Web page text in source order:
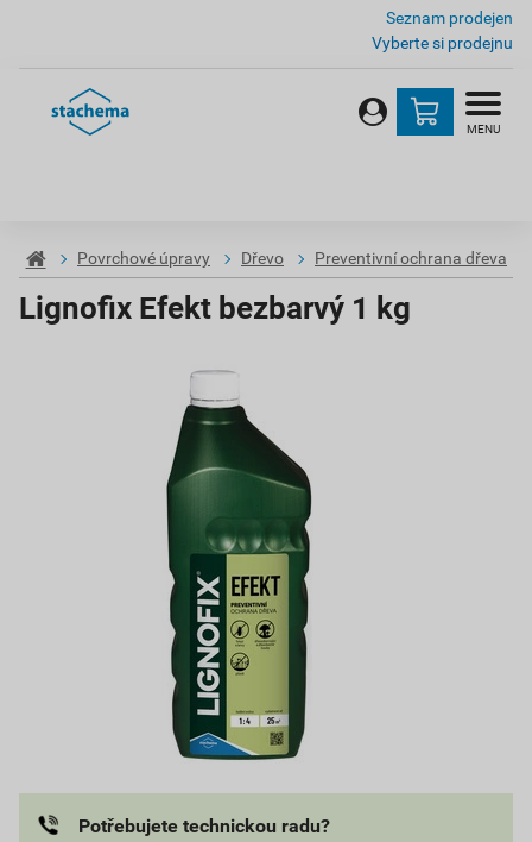
Seznam prodejen
Vyberte si prodejnu
MENU
Povrchové úpravy Dřevo Preventivní ochrana dřeva
Lignofix Efekt bezbarvý 1 kg
Potřebujete technickou radu?